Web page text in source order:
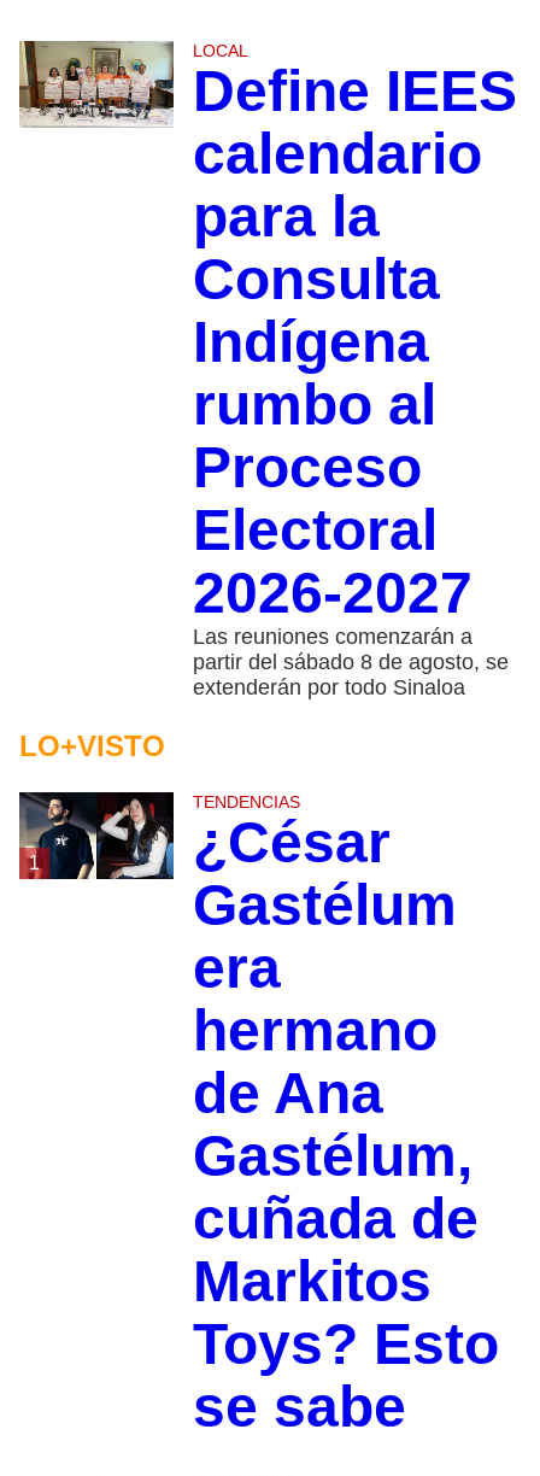
LOCAL
Define IEES
calendario
para la
Consulta
Indígena
rumbo al
Proceso
Electoral
2026-2027
Las reuniones comenzarán a
partir del sábado 8 de agosto, se
extenderán por todo Sinaloa
LO+VISTO
1
TENDENCIAS
¿César
Gastélum
era
hermano
de Ana
Gastélum,
cuñada de
Markitos
Toys? Esto
se sabe